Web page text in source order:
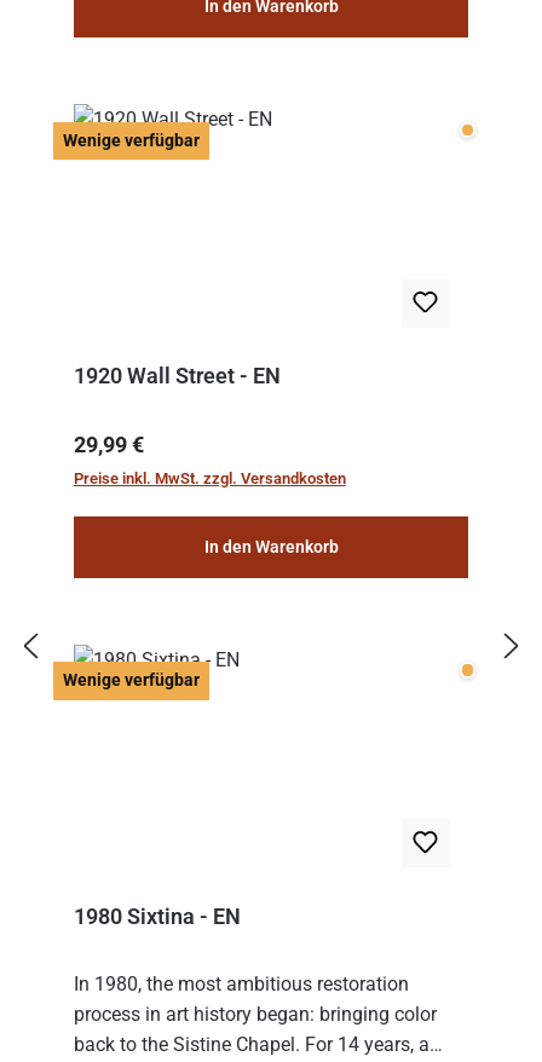
In den Warenkorb
Wenige verfügbar Wenige
1920 Wall Street - EN
Regulärer Preis:
29,99 €
Preise inkl. MwSt. zzgl. Versandkosten
In den Warenkorb
Wenige verfügbar Wenige
1980 Sixtina - EN
In 1980, the most ambitious restoration
process in art history began: bringing color
back to the Sistine Chapel. For 14 years, a